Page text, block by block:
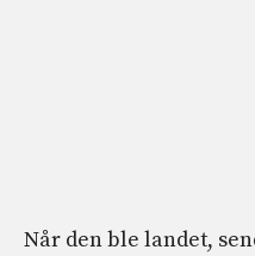
Når den ble landet,